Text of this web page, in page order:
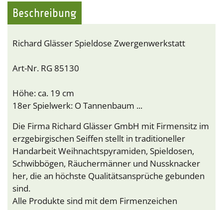
Beschreibung
Richard Glässer Spieldose Zwergenwerkstatt
Art-Nr. RG 85130
Höhe: ca. 19 cm
18er Spielwerk: O Tannenbaum ...
Die Firma Richard Glässer GmbH mit Firmensitz im
erzgebirgischen Seiffen stellt in traditioneller
Handarbeit Weihnachtspyramiden, Spieldosen,
Schwibbögen, Räuchermänner und Nussknacker
her, die an höchste Qualitätsansprüche gebunden
sind.
Alle Produkte sind mit dem Firmenzeichen